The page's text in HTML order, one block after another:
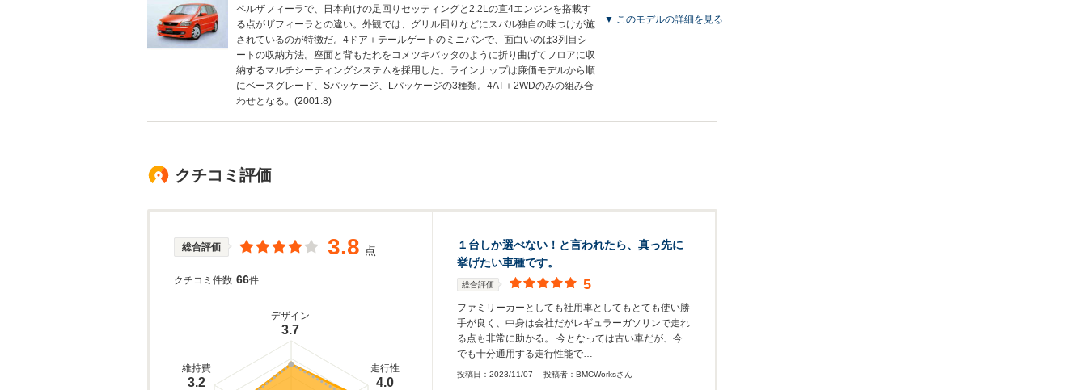
ペルザフィーラで、日本向けの足回りセッティングと2.2Lの直4エンジンを搭載す
る点がザフィーラとの違い。外観では、グリル回りなどにスバル独自の味つけが施
されているのが特徴だ。4ドア＋テールゲートのミニバンで、面白いのは3列目シ
ートの収納方法。座面と背もたれをコメツキバッタのように折り曲げてフロアに収
納するマルチシーティングシステムを採用した。ラインナップは廉価モデルから順
にベースグレード、Sパッケージ、Lパッケージの3種類。4AT＋2WDのみの組み合
わせとなる。(2001.8)
▼ このモデルの詳細を見る
クチコミ評価
総合評価 3.8 点
クチコミ件数 66件
デザイン
3.7
走行性
4.0
維持費
3.2
１台しか選べない！と言われたら、真っ先に
挙げたい車種です。
総合評価 5
ファミリーカーとしても社用車としてもとても使い勝
手が良く、中身は会社だがレギュラーガソリンで走れ
る点も非常に助かる。 今となっては古い車だが、今
でも十分通用する走行性能で…
投稿日： 2023/11/07 投稿者： BMCWorksさん